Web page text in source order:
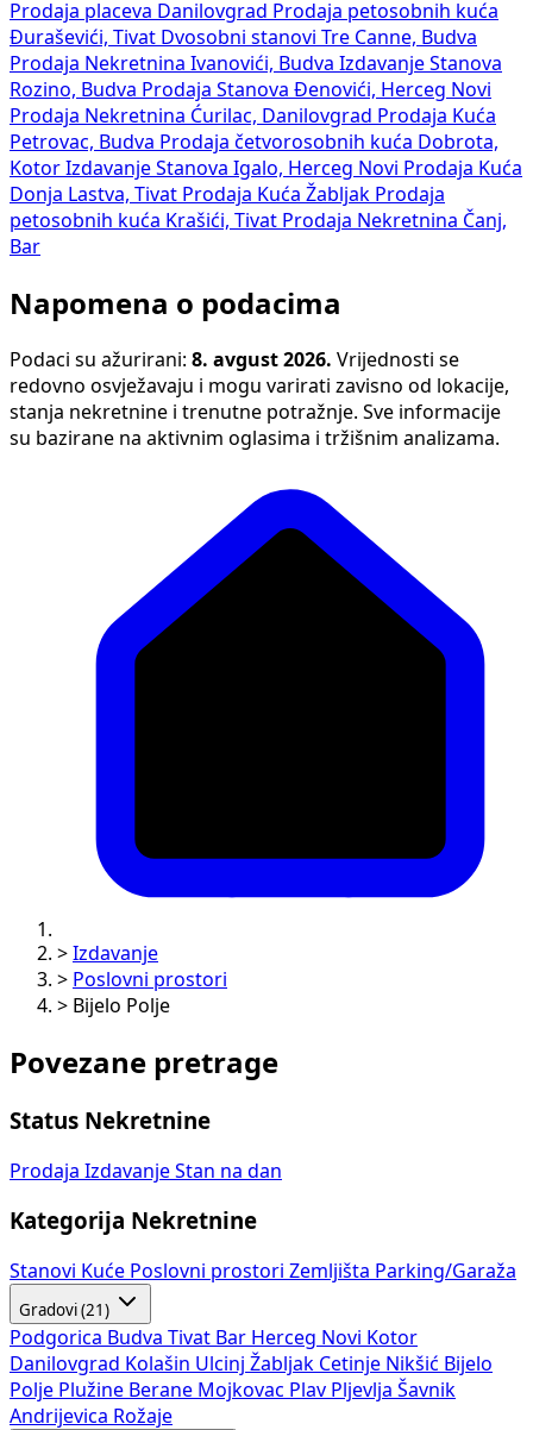
Prodaja placeva Danilovgrad Prodaja petosobnih kuća
Đuraševići, Tivat Dvosobni stanovi Tre Canne, Budva
Prodaja Nekretnina Ivanovići, Budva Izdavanje Stanova
Rozino, Budva Prodaja Stanova Đenovići, Herceg Novi
Prodaja Nekretnina Ćurilac, Danilovgrad Prodaja Kuća
Petrovac, Budva Prodaja četvorosobnih kuća Dobrota,
Kotor Izdavanje Stanova Igalo, Herceg Novi Prodaja Kuća
Donja Lastva, Tivat Prodaja Kuća Žabljak Prodaja
petosobnih kuća Krašići, Tivat Prodaja Nekretnina Čanj,
Bar
Napomena o podacima
Podaci su ažurirani: 8. avgust 2026. Vrijednosti se
redovno osvježavaju i mogu varirati zavisno od lokacije,
stanja nekretnine i trenutne potražnje. Sve informacije
su bazirane na aktivnim oglasima i tržišnim analizama.
> Izdavanje
> Poslovni prostori
> Bijelo Polje
Povezane pretrage
Status Nekretnine
Prodaja Izdavanje Stan na dan
Kategorija Nekretnine
Stanovi Kuće Poslovni prostori Zemljišta Parking/Garaža
Gradovi (21)
Podgorica Budva Tivat Bar Herceg Novi Kotor
Danilovgrad Kolašin Ulcinj Žabljak Cetinje Nikšić Bijelo
Polje Plužine Berane Mojkovac Plav Pljevlja Šavnik
Andrijevica Rožaje